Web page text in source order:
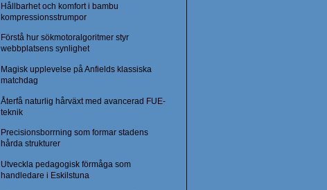
Hållbarhet och komfort i bambu
kompressionsstrumpor
Förstå hur sökmotoralgoritmer styr
webbplatsens synlighet
Magisk upplevelse på Anfields klassiska
matchdag
Återfå naturlig hårväxt med avancerad FUE-
teknik
Precisionsborrning som formar stadens
hårda strukturer
Utveckla pedagogisk förmåga som
handledare i Eskilstuna